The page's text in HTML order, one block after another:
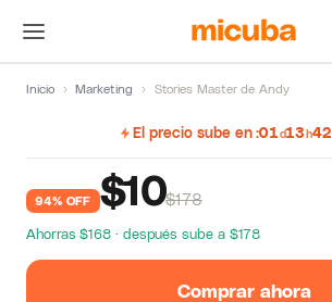
Inicio › Marketing › Stories Master de Andy
El precio sube en 01d13h42
94% OFF $10$178
Ahorras $168 · después sube a $178
Comprar ahora